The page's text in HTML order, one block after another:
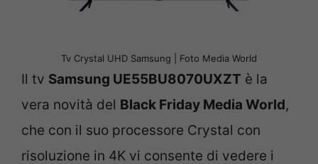
Tv Crystal UHD Samsung | Foto Media World
Il tv Samsung UE55BU8070UXZT è la
vera novità del Black Friday Media World,
che con il suo processore Crystal con
risoluzione in 4K vi consente di vedere i